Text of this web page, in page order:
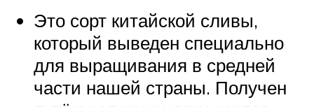
Это сорт китайской сливы,
который выведен специально
для выращивания в средней
части нашей страны. Получен